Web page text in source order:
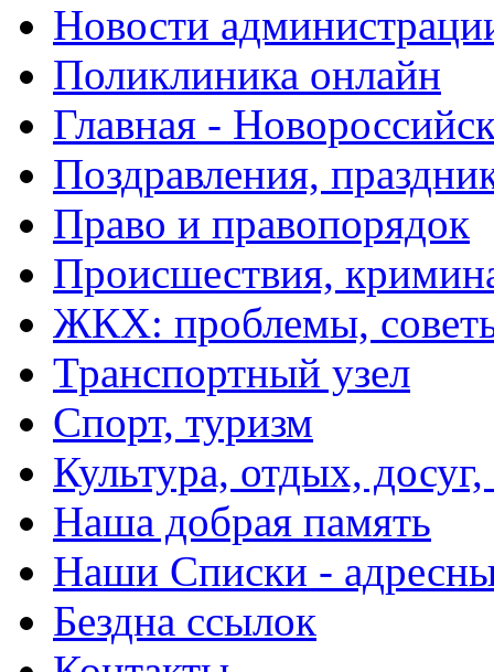
Новости
Поликлиника онлайн
Главная -
Поздравления,
Право и правопорядок
Происшествия,
ЖКХ: проблемы,
Транспортный узел
Спорт, туризм
Культура, отдых,
Наша добрая память
Наши Списки -
Бездна ссылок